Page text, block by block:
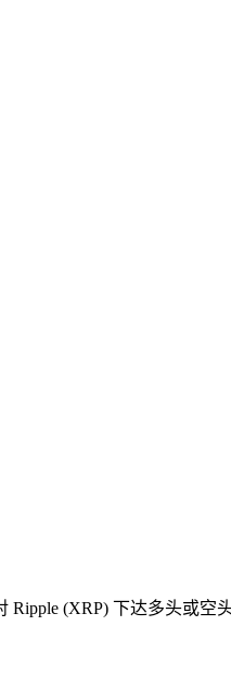
Ripple (XRP) 下达多头或